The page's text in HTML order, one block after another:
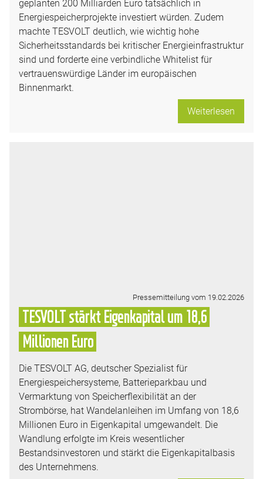
geplanten 200 Milliarden Euro tatsächlich in
Energiespeicherprojekte investiert würden. Zudem
machte TESVOLT deutlich, wie wichtig hohe
Sicherheitsstandards bei kritischer Energieinfrastruktur
sind und forderte eine verbindliche Whitelist für
vertrauenswürdige Länder im europäischen
Binnenmarkt.
Weiterlesen
Pressemitteilung vom 19.02.2026
TESVOLT stärkt Eigenkapital um 18,6
Millionen Euro
Die TESVOLT AG, deutscher Spezialist für
Energiespeichersysteme, Batterieparkbau und
Vermarktung von Speicherflexibilität an der
Strombörse, hat Wandelanleihen im Umfang von 18,6
Millionen Euro in Eigenkapital umgewandelt. Die
Wandlung erfolgte im Kreis wesentlicher
Bestandsinvestoren und stärkt die Eigenkapitalbasis
des Unternehmens.